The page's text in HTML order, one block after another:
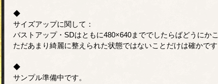
◆
サイズアップに関して：
バストアップ・SDはともに480×640まででしたらばどうにか
ただあまり綺麗に整えられた状態ではないことだけは確かで
◆
サンプル準備中です。